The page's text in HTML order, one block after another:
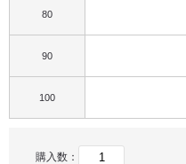
80
90
100
購入数：